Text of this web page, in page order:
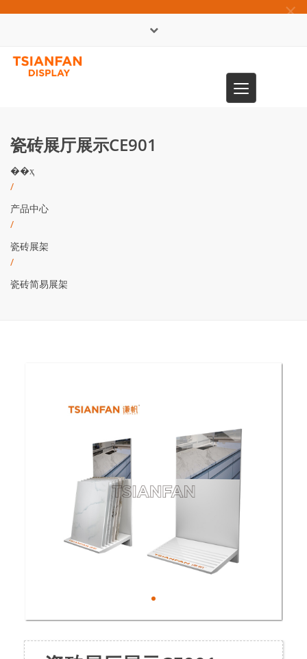
×
Toggle
navigation
瓷砖展厅展示CE901
��ҳ
/
产品中心
/
瓷砖展架
/
瓷砖简易展架